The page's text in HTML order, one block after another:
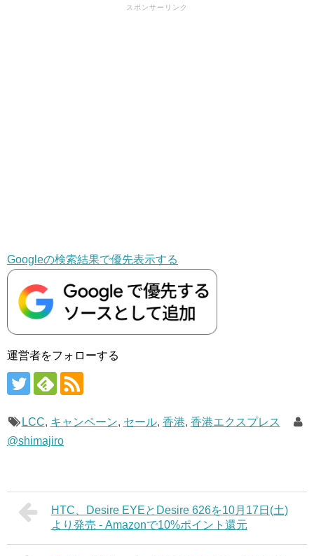
スポンサーリンク
Googleの検索結果で優先表示する
運営者をフォローする
LCC, キャンペーン, セール, 香港, 香港エクスプレス
@shimajiro
HTC、Desire EYEとDesire 626を10月17日(土)
より発売 - Amazonで10%ポイント還元